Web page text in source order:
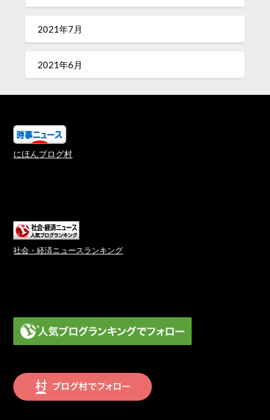
2021年7月
2021年6月
にほんブログ村
社会・経済ニュースランキング